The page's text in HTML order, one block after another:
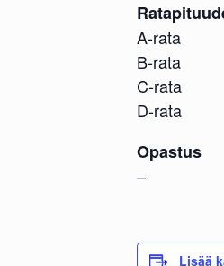
A-rata
B-rata
C-rata
D-rata
Opastus
–
Lisää